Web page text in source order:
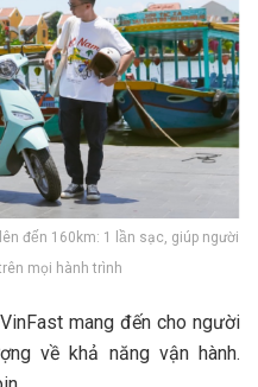
đến 160km: 1 lần sạc, giúp người
mọi hành trình
mang đến cho người
về khả năng vận hành.